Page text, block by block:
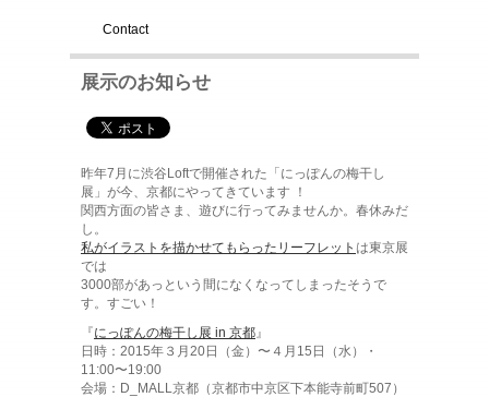
Contact
展示のお知らせ
昨年7月に渋谷Loftで開催された「にっぽんの梅干し
展」が今、京都にやってきています ！
関西方面の皆さま、遊びに行ってみませんか。春休みだ
し。
私がイラストを描かせてもらったリーフレット は東京展
では
3000部があっという間になくなってしまったそうで
す。すごい！
『にっぽんの梅干し展 in 京都』
日時：2015年３月20日（金）〜４月15日（水）・
11:00〜19:00
会場：D_MALL京都（京都市中京区下本能寺前町507）